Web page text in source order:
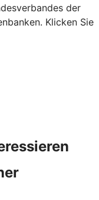
der
Klicken Sie